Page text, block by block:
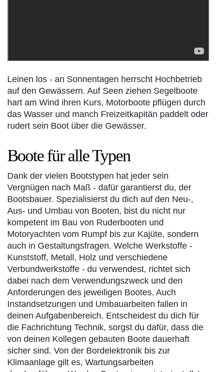
Leinen los - an Sonnentagen herrscht Hochbetrieb
auf den Gewässern. Auf Seen ziehen Segelboote
hart am Wind ihren Kurs, Motorboote pflügen durch
das Wasser und manch Freizeitkapitän paddelt oder
rudert sein Boot über die Gewässer.
Boote für alle Typen
Dank der vielen Bootstypen hat jeder sein
Vergnügen nach Maß - dafür garantierst du, der
Bootsbauer. Spezialisierst du dich auf den Neu-,
Aus- und Umbau von Booten, bist du nicht nur
kompetent im Bau von Ruderbooten und
Motoryachten vom Rumpf bis zur Kajüte, sondern
auch in Gestaltungsfragen. Welche Werkstoffe -
Kunststoff, Metall, Holz und verschiedene
Verbundwerkstoffe - du verwendest, richtet sich
dabei nach dem Verwendungszweck und den
Anforderungen des jeweiligen Bootes. Auch
Instandsetzungen und Umbauarbeiten fallen in
deinen Aufgabenbereich. Entscheidest du dich für
die Fachrichtung Technik, sorgst du dafür, dass die
von deinen Kollegen gebauten Boote dauerhaft
sicher sind. Von der Bordelektronik bis zur
Klimaanlage gilt es, Wartungsarbeiten